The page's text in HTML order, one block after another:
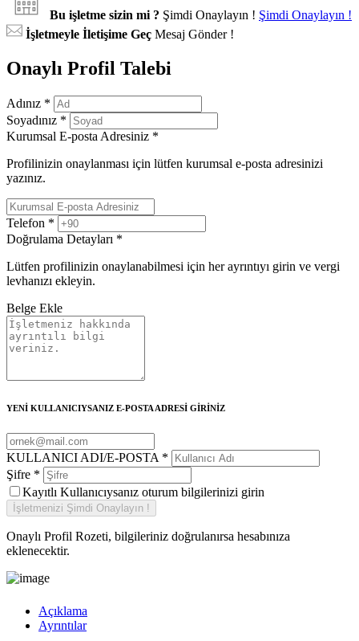
Bu işletme sizin mi ? Şimdi Onaylayın ! Şimdi Onaylayın !
İşletmeyle İletişime Geç Mesaj Gönder !
Onaylı Profil Talebi
Adınız *
Soyadınız *
Kurumsal E-posta Adresiniz *
Profilinizin onaylanması için lütfen kurumsal e-posta adresinizi
yazınız.
Telefon *
Doğrulama Detayları *
Lütfen profilinizin onaylanabilmesi için her ayrıntıyı girin ve vergi
levhanızı ekleyin.
Belge Ekle
YENİ KULLANICIYSANIZ E-POSTA ADRESİ GİRİNİZ
KULLANICI ADI/E-POSTA *
Şifre *
Kayıtlı Kullanıcıysanız oturum bilgilerinizi girin
Onaylı Profil Rozeti, bilgileriniz doğrulanırsa hesabınıza
eklenecektir.
Açıklama
Ayrıntılar